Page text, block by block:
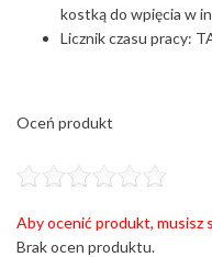
kostką do wpięcia w
Licznik czasu pracy:
Oceń produkt
Aby ocenić produkt, musisz
Brak ocen produktu.